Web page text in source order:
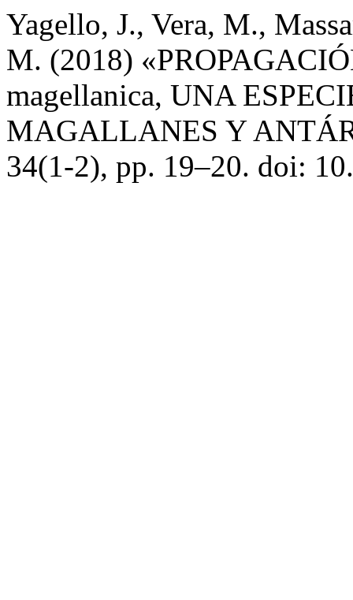
Yagello, J., Vera, M.,
M. (2018)
magellanica, UNA
MAGALLANES Y
34(1-2), pp. 19–20. doi: